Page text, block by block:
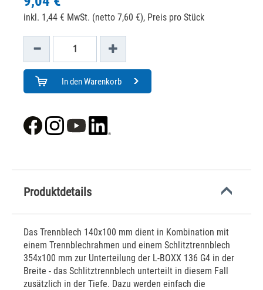
inkl. 1,44 € MwSt. (netto 7,60 €), Preis pro Stück
In den Warenkorb
Produktdetails
Das Trennblech 140x100 mm dient in Kombination mit
einem Trennblechrahmen und einem Schlitztrennblech
354x100 mm zur Unterteilung der L-BOXX 136 G4 in der
Breite - das Schlitztrennblech unterteilt in diesem Fall
zusätzlich in der Tiefe. Dazu werden einfach die